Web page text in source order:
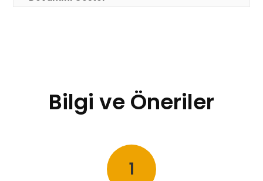
Bilgi ve Öneriler
1